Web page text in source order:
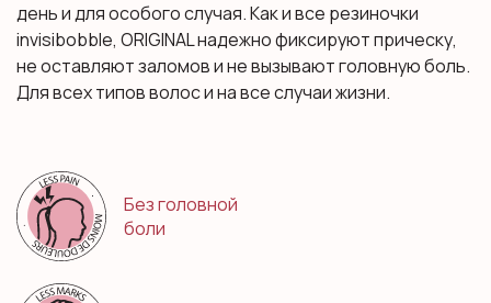
день и для особого случая. Как и все резиночки
invisibobble, ORIGINAL надежно фиксируют прическу,
не оставляют заломов и не вызывают головную боль.
Для всех типов волос и на все случаи жизни.
Без головной
боли